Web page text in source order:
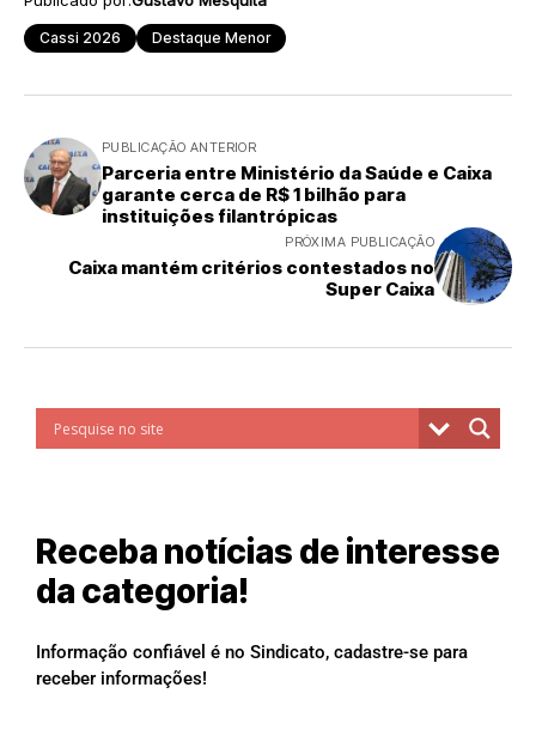
Cassi 2026 Destaque Menor
PUBLICAÇÃO ANTERIOR
Parceria entre Ministério da Saúde e Caixa
garante cerca de R$ 1 bilhão para
instituições filantrópicas
PRÓXIMA PUBLICAÇÃO
Caixa mantém critérios contestados no
Super Caixa
Receba notícias de interesse
da categoria!
Informação confiável é no Sindicato, cadastre-se para
receber informações!